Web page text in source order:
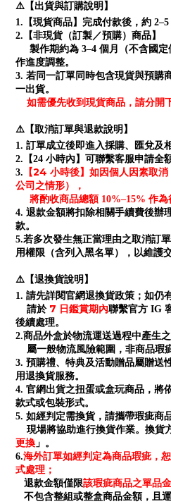
⚠️【出貨與訂購說明】
1.【現貨商品】完成付款後，約 2–5
2.【非現貨（訂製／預購）商品】
製作期約為 3–4 個月（不含國定
作進度調整。
3. 若同一訂單同時包含現貨與預購
一出貨。
如需優先收到現貨商品，請分開
⚠️【取消訂單與退款說明】
1. 訂單成立後即進入採購、匯兌及
2.【24 小時內】可聯繫客服申請全
3.
【24 小時後】如因個人因素取
公司之情形），
將酌收商品總額 10%–15% 作為
4. 退款金額將扣除相關手續費後辦
款。
5.若多次發生無正當理由之取消訂
用權限（含列入黑名單），以維護
⚠️【退換貨說明】
1. 請先詳閱官網退換貨政策；如仍
請於 7 日鑑賞期內聯繫官方 IG
後續處理。
2.商品外盒於物流運送過程中產生
屬一般物流風險範圍，非商品瑕
3. 預購禮、特典及活動贈品屬贈送
用退換貨服務。
4. 官網出貨之扭蛋或盒玩商品，將
款式或包裝形式。
5. 如經判定需換貨，請攜帶瑕疵商
現場將協助進行換貨作業。換貨
更換 」。
6.海外訂單如經判定為商品瑕疵，
式處理；
退款金額僅限該瑕疵商品之單品
不包含整組或整盒商品金額，且